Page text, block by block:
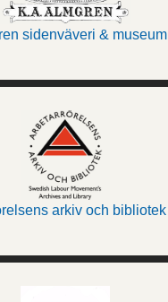
sidenväveri & museum
arkiv och bibliotek